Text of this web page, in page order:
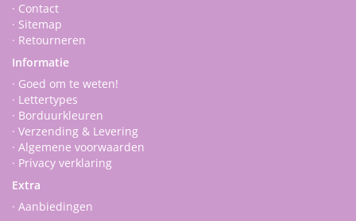
· Contact
· Sitemap
· Retourneren
Informatie
· Goed om te weten!
· Lettertypes
· Borduurkleuren
· Verzending & Levering
· Algemene voorwaarden
· Privacy verklaring
Extra
· Aanbiedingen